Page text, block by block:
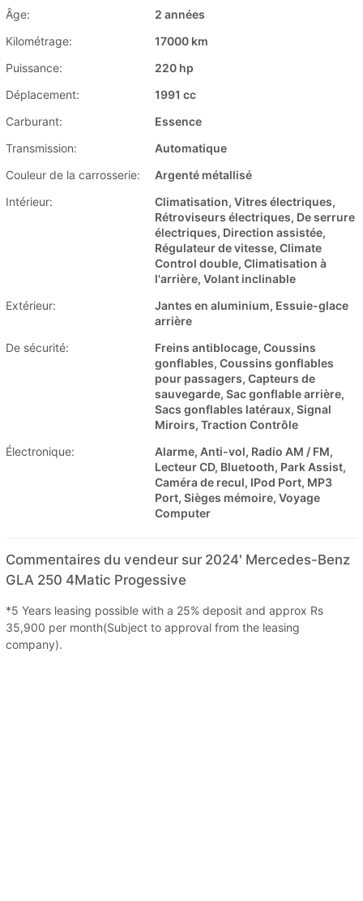
Âge:
2 années
Kilométrage:
17000 km
Puissance:
220 hp
Déplacement:
1991 cc
Carburant:
Essence
Transmission:
Automatique
Couleur de la carrosserie:
Argenté métallisé
Intérieur:
Climatisation, Vitres électriques,
Rétroviseurs électriques, De serrure
électriques, Direction assistée,
Régulateur de vitesse, Climate
Control double, Climatisation à
l'arrière, Volant inclinable
Extérieur:
Jantes en aluminium, Essuie-glace
arrière
De sécurité:
Freins antiblocage, Coussins
gonflables, Coussins gonflables
pour passagers, Capteurs de
sauvegarde, Sac gonflable arrière,
Sacs gonflables latéraux, Signal
Miroirs, Traction Contrôle
Électronique:
Alarme, Anti-vol, Radio AM / FM,
Lecteur CD, Bluetooth, Park Assist,
Caméra de recul, IPod Port, MP3
Port, Sièges mémoire, Voyage
Computer
Commentaires du vendeur sur 2024' Mercedes-Benz
GLA 250 4Matic Progessive
*5 Years leasing possible with a 25% deposit and approx Rs
35,900 per month(Subject to approval from the leasing
company).